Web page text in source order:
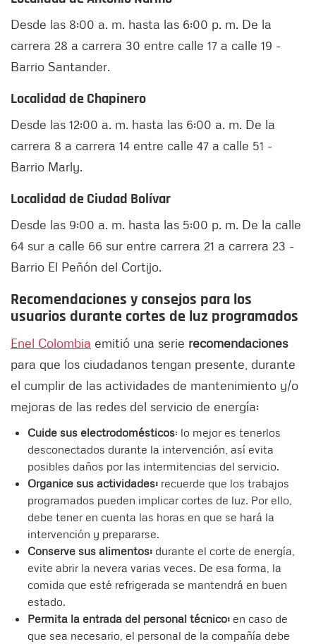
Desde las 8:00 a. m. hasta las 6:00 p. m. De la
carrera 28 a carrera 30 entre calle 17 a calle 19 -
Barrio Santander.
Localidad de Chapinero
Desde las 12:00 a. m. hasta las 6:00 a. m. De la
carrera 8 a carrera 14 entre calle 47 a calle 51 -
Barrio Marly.
Localidad de Ciudad Bolívar
Desde las 9:00 a. m. hasta las 5:00 p. m. De la calle
64 sur a calle 66 sur entre carrera 21 a carrera 23 -
Barrio El Peñón del Cortijo.
Recomendaciones y consejos para los
usuarios durante cortes de luz programados
Enel Colombia emitió una serie recomendaciones
para que los ciudadanos tengan presente, durante
el cumplir de las actividades de mantenimiento y/o
mejoras de las redes del servicio de energía:
Cuide sus electrodomésticos: lo mejor es tenerlos
desconectados durante la intervención, así evita
posibles daños por las intermitencias del servicio.
Organice sus actividades: recuerde que los trabajos
programados pueden implicar cortes de luz. Por ello,
debe tener en cuenta las horas en que se hará la
intervención y prepararse.
Conserve sus alimentos: durante el corte de energía,
evite abrir la nevera varias veces. De esa forma, la
comida que esté refrigerada se mantendrá en buen
estado.
Permita la entrada del personal técnico: en caso de
que sea necesario, el personal de la compañía debe